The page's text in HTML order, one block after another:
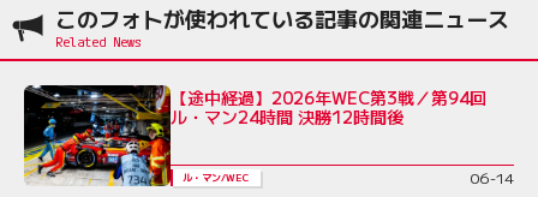
このフォトが使われている記事の関連ニュース
【途中経過】2026年WEC第3戦／第94回
ル・マン24時間 決勝12時間後
ル・マン/WEC 06-14